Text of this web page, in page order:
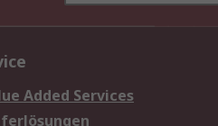
Added Services